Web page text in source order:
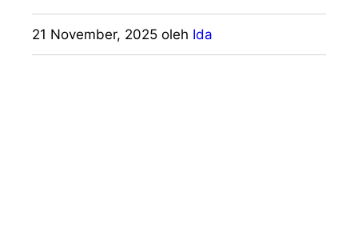
21 November, 2025 oleh Ida